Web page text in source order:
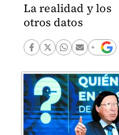
La realidad y los
otros datos